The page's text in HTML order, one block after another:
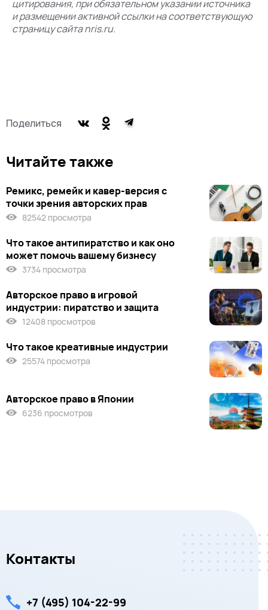
цитирования, при обязательном указании источника
и размещении активной ссылки на соответствующую
страницу сайта nris.ru.
Поделиться
Читайте также
Ремикс, ремейк и кавер-версия с
точки зрения авторских прав
82542 просмотра
Что такое антипиратство и как оно
может помочь вашему бизнесу
3734 просмотра
Авторское право в игровой
индустрии: пиратство и защита
12408 просмотров
Что такое креативные индустрии
25574 просмотра
Авторское право в Японии
6236 просмотров
Контакты
+7 (495) 104-22-99